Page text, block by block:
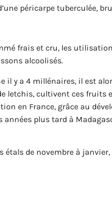
péricarpe tuberculée,
frais et cru, les
alcoolisés.
il y a 4 millénaires, il est
letchis, cultivent ces fruits
en France, grâce au
plus tard à
étals de novembre à